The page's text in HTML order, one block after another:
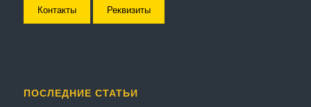
Контакты Реквизиты
ПОСЛЕДНИЕ СТАТЬИ